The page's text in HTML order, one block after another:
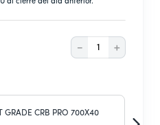
al cierre del día anterior.
＋
－
GRADE CRB PRO 700X40